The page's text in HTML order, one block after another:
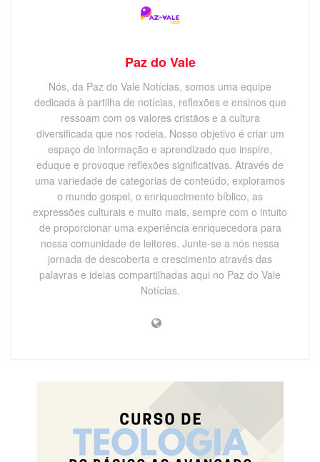
Paz do Vale
Nós, da Paz do Vale Notícias, somos uma equipe
dedicada à partilha de notícias, reflexões e ensinos que
ressoam com os valores cristãos e a cultura
diversificada que nos rodeia. Nosso objetivo é criar um
espaço de informação e aprendizado que inspire,
eduque e provoque reflexões significativas. Através de
uma variedade de categorias de conteúdo, exploramos
o mundo gospel, o enriquecimento bíblico, as
expressões culturais e muito mais, sempre com o intuito
de proporcionar uma experiência enriquecedora para
nossa comunidade de leitores. Junte-se a nós nessa
jornada de descoberta e crescimento através das
palavras e ideias compartilhadas aqui no Paz do Vale
Notícias.